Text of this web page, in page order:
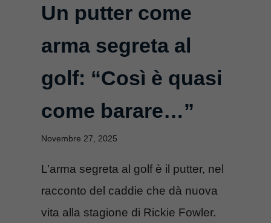
Un putter come
arma segreta al
golf: “Così è quasi
come barare…”
Novembre 27, 2025
L’arma segreta al golf è il putter, nel
racconto del caddie che dà nuova
vita alla stagione di Rickie Fowler.